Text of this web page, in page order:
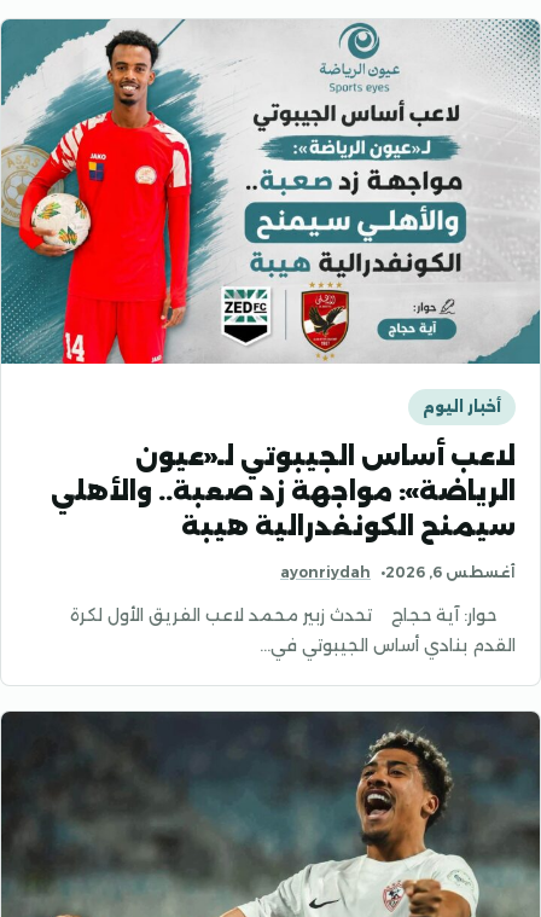
أخبار اليوم
لاعب أساس الجيبوتي لـ«عيون
الرياضة»: مواجهة زد صعبة.. والأهلي
سيمنح الكونفدرالية هيبة
أغسطس 6, 2026 ayonriydah
حوار: آية حجاج تحدث زبير محمد لاعب الفريق الأول لكرة
القدم بنادي أساس الجيبوتي في…